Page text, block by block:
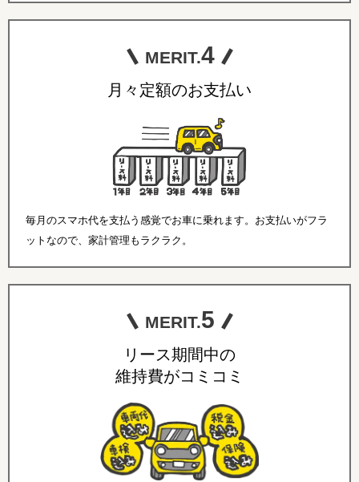
MERIT.4
月々定額のお支払い
毎月のスマホ代を支払う感覚でお車に乗れます。お支払いがフラ
ットなので、家計管理もラクラク。
MERIT.5
リース期間中の
維持費がコミコミ